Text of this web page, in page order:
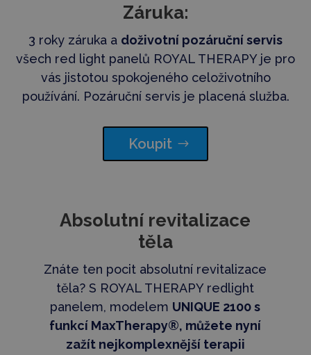
Záruka:
3 roky záruka a doživotní pozáruční servis
všech red light panelů ROYAL THERAPY je pro
vás jistotou spokojeného celoživotního
používání. Pozáruční servis je placená služba.
Koupit
Absolutní revitalizace
těla
Znáte ten pocit absolutní revitalizace
těla? S ROYAL THERAPY redlight
panelem, modelem UNIQUE 2100 s
funkcí MaxTherapy®, můžete nyní
zažít nejkomplexnější terapii